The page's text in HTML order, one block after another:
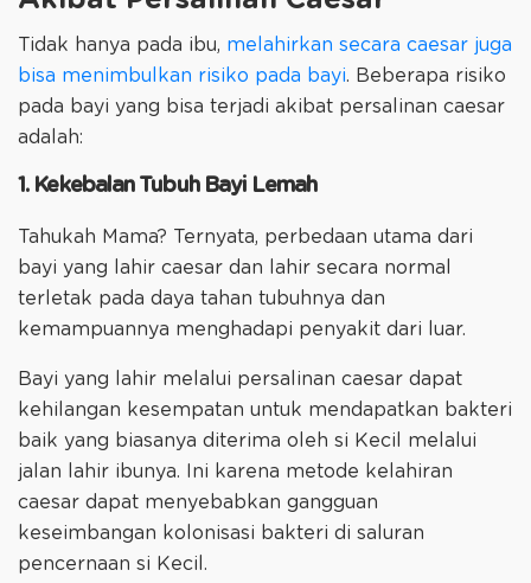
Tidak hanya pada ibu, melahirkan secara caesar juga
bisa menimbulkan risiko pada bayi. Beberapa risiko
pada bayi yang bisa terjadi akibat persalinan caesar
adalah:
1. Kekebalan Tubuh Bayi Lemah
Tahukah Mama? Ternyata, perbedaan utama dari
bayi yang lahir caesar dan lahir secara normal
terletak pada daya tahan tubuhnya dan
kemampuannya menghadapi penyakit dari luar.
Bayi yang lahir melalui persalinan caesar dapat
kehilangan kesempatan untuk mendapatkan bakteri
baik yang biasanya diterima oleh si Kecil melalui
jalan lahir ibunya. Ini karena metode kelahiran
caesar dapat menyebabkan gangguan
keseimbangan kolonisasi bakteri di saluran
pencernaan si Kecil.